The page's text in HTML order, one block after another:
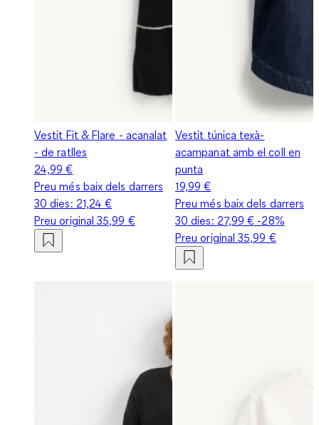
Vestit Fit & Flare - acanalat
- de ratlles
24,99 €
Preu més baix dels darrers
30 dies: 21,24 €
Preu original35,99 €
Vestit túnica texà-
acampanat amb el coll en
punta
19,99 €
Preu més baix dels darrers
30 dies: 27,99 € -28%
Preu original35,99 €